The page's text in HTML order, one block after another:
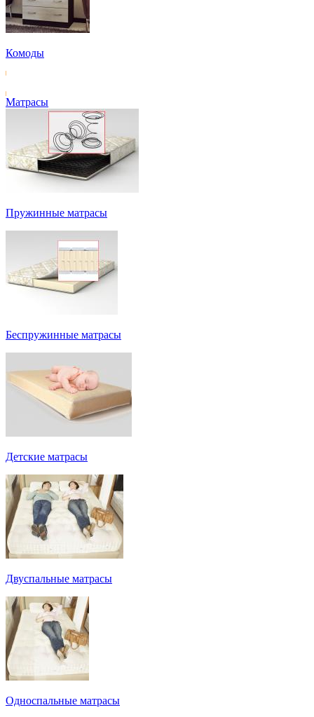
Комоды
Матрасы
Пружинные матрасы
Беспружинные матрасы
Детские матрасы
Двуспальные матрасы
Односпальные матрасы